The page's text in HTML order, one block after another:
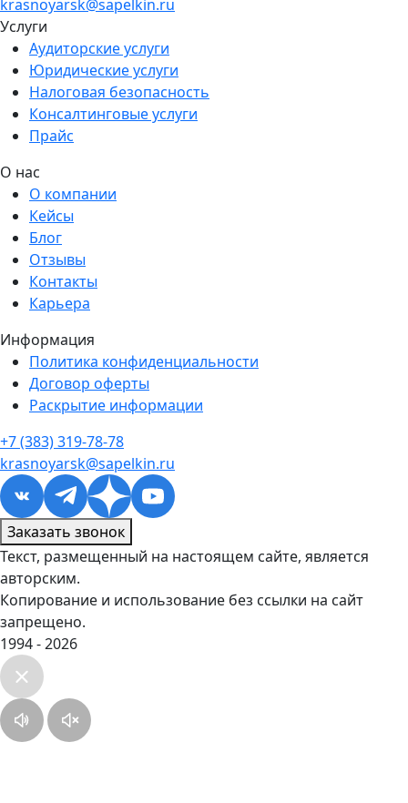
krasnoyarsk@sapelkin.ru
Услуги
Аудиторские услуги
Юридические услуги
Налоговая безопасность
Консалтинговые услуги
Прайс
О нас
О компании
Кейсы
Блог
Отзывы
Контакты
Карьера
Информация
Политика конфиденциальности
Договор оферты
Раскрытие информации
+7 (383) 319-78-78
krasnoyarsk@sapelkin.ru
Заказать звонок
Текст, размещенный на настоящем сайте, является
авторским.
Копирование и использование без ссылки на сайт
запрещено.
1994 - 2026